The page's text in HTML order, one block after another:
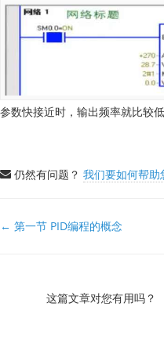
参数快接近时，输出频率就比较
仍然有问题？ 我们要如何帮助
文
← 第一节 PID编程的概念
这篇文章对您有用吗？